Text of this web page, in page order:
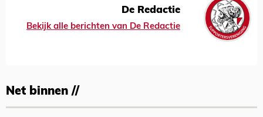
De Redactie
Bekijk alle berichten van De Redactie
Net binnen //